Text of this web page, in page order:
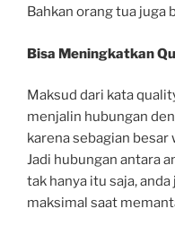
Bahkan orang tua juga
Bisa Meningkatkan
Maksud dari kata
menjalin hubungan
karena sebagian
Jadi hubungan antara
tak hanya itu saja,
maksimal saat